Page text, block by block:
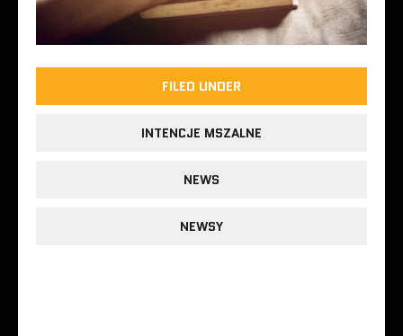
FILED UNDER
INTENCJE MSZALNE
NEWS
NEWSY